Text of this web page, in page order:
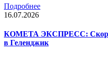
Подробнее
16.07.2026
КОМЕТА ЭКСПРЕСС:
в Геленджик